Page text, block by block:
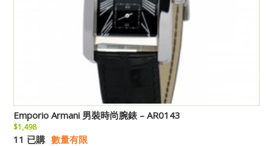
Emporio Armani 男裝時尚腕錶 – AR0143
$1,498
11 已購 數量有限